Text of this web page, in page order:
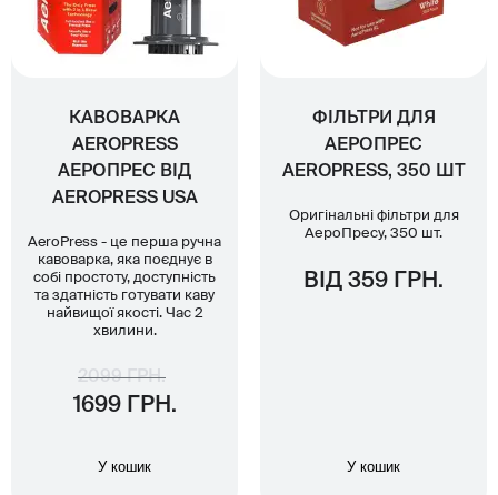
КАВОВАРКА
AEROPRESS
АЕРОПРЕС ВІД
AEROPRESS USA
AeroPress - це перша ручна
кавоварка, яка поєднує в
собі простоту, доступність
та здатність готувати каву
найвищої якості. Час 2
хвилини.
2099 ГРН.
1699 ГРН.
У кошик
ФІЛЬТРИ ДЛЯ
АЕРОПРЕС
AEROPRESS, 350 ШТ
Оригінальні фільтри для
АероПресу, 350 шт.
ВІД 359 ГРН.
У кошик